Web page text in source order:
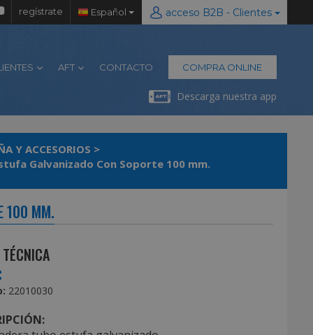
regístrate Español acceso B2B - Clientes
AFT CONTACTO COMPRA ONLINE
Descarga nuestra app
Y ACCESORIOS >
Galvanizado Con Soporte 100 mm.
100 MM.
22010030